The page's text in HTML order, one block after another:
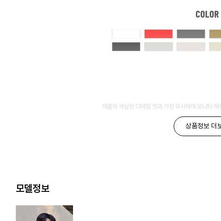
상품정보 더
모델정보